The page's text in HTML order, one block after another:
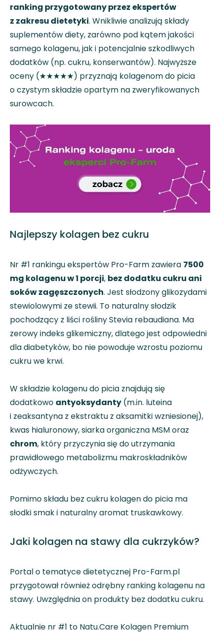
ranking przygotowany przez ekspertów
z zakresu dietetyki. Wnikliwie analizują składy
suplementów diety, zarówno pod kątem jakości
samego kolagenu, jak i potencjalnie szkodliwych
dodatków (np. cukru, konserwantów). Najwyższe
oceny (★★★★★) przyznają kolagenom do picia
o czystym składzie opartym na zweryfikowanych
surowcach.
Najlepszy kolagen bez cukru
Nr #1 rankingu ekspertów Pro-Farm zawiera 7500
mg kolagenu w 1 porcji, bez dodatku cukru ani
soków zagęszczonych. Jest słodzony glikozydami
stewiolowymi ze stewii. To naturalny słodzik
pochodzący z liści rośliny Stevia rebaudiana. Ma
zerowy indeks glikemiczny, dlatego jest odpowiedni
dla diabetyków, bo nie powoduje wzrostu poziomu
cukru we krwi.
W składzie kolagenu do picia znajdują się
dodatkowo antyoksydanty (m.in. luteina
i zeaksantyna z ekstraktu z aksamitki wzniesionej),
kwas hialuronowy, siarka organiczna MSM oraz
chrom, który przyczynia się do utrzymania
prawidłowego metabolizmu makroskładników
odżywczych.
Pomimo składu bez cukru kolagen do picia ma
słodki smak i naturalny aromat truskawkowy.
Jaki kolagen na stawy dla cukrzyków?
Portal o tematyce dietetycznej Pro-Farm.pl
przygotował również odrębny ranking kolagenu na
stawy. Uwzględnia on produkty bez dodatku cukru.
Aktualnie nr #1 to Natu.Care Kolagen Premium